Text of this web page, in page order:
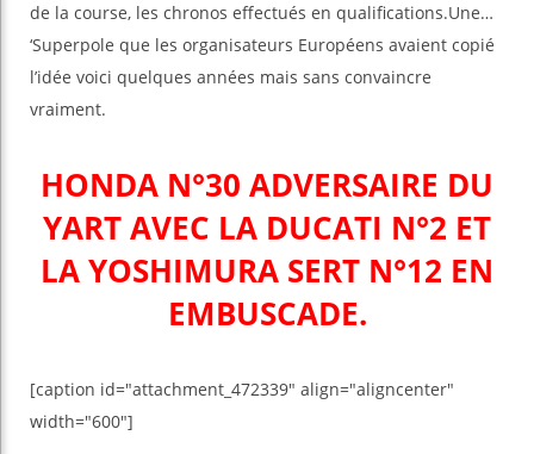
de la course, les chronos effectués en qualifications.Une…
‘Superpole que les organisateurs Européens avaient copié
l’idée voici quelques années mais sans convaincre
vraiment.
HONDA N°30 ADVERSAIRE DU
YART AVEC LA DUCATI N°2 ET
LA YOSHIMURA SERT N°12 EN
EMBUSCADE.
[caption id="attachment_472339" align="aligncenter"
width="600"]